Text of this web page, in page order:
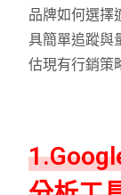
品牌如何選擇
具簡單追蹤與
估現有行銷策